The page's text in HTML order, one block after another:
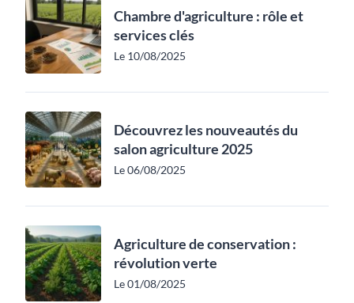
Chambre d'agriculture : rôle et
services clés
Le 10/08/2025
Découvrez les nouveautés du
salon agriculture 2025
Le 06/08/2025
Agriculture de conservation :
révolution verte
Le 01/08/2025